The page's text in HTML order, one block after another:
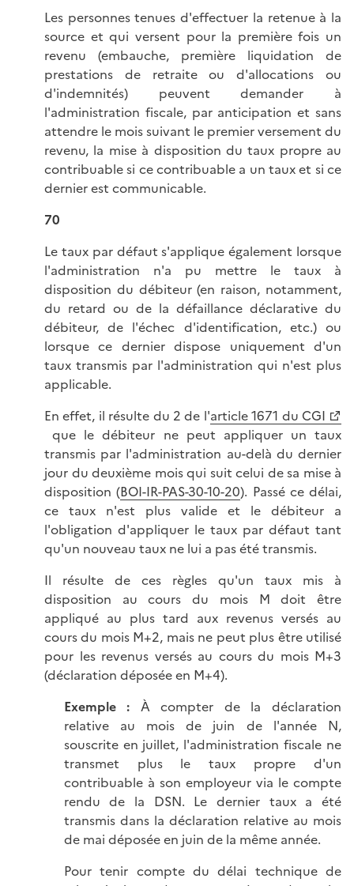
Les personnes tenues d'effectuer la retenue à la
source et qui versent pour la première fois un
revenu (embauche, première liquidation de
prestations de retraite ou d'allocations ou
d'indemnités) peuvent demander à
l'administration fiscale, par anticipation et sans
attendre le mois suivant le premier versement du
revenu, la mise à disposition du taux propre au
contribuable si ce contribuable a un taux et si ce
dernier est communicable.
70
Le taux par défaut s'applique également lorsque
l'administration n'a pu mettre le taux à
disposition du débiteur (en raison, notamment,
du retard ou de la défaillance déclarative du
débiteur, de l'échec d'identification, etc.) ou
lorsque ce dernier dispose uniquement d'un
taux transmis par l'administration qui n'est plus
applicable.
En effet, il résulte du 2 de l'article 1671 du CGI
que le débiteur ne peut appliquer un taux
transmis par l'administration au-delà du dernier
jour du deuxième mois qui suit celui de sa mise à
disposition (BOI-IR-PAS-30-10-20). Passé ce délai,
ce taux n'est plus valide et le débiteur a
l'obligation d'appliquer le taux par défaut tant
qu'un nouveau taux ne lui a pas été transmis.
Il résulte de ces règles qu'un taux mis à
disposition au cours du mois M doit être
appliqué au plus tard aux revenus versés au
cours du mois M+2, mais ne peut plus être utilisé
pour les revenus versés au cours du mois M+3
(déclaration déposée en M+4).
Exemple : À compter de la déclaration
relative au mois de juin de l'année N,
souscrite en juillet, l'administration fiscale ne
transmet plus le taux propre d'un
contribuable à son employeur via le compte
rendu de la DSN. Le dernier taux a été
transmis dans la déclaration relative au mois
de mai déposée en juin de la même année.
Pour tenir compte du délai technique de